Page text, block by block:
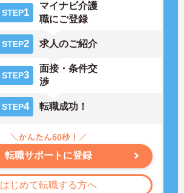
STEP1
マイナビ介護
職にご登録
STEP2 求人のご紹介
STEP3
面接・条件交
渉
STEP4 転職成功！
転職サポートに登録
はじめて転職する方へ